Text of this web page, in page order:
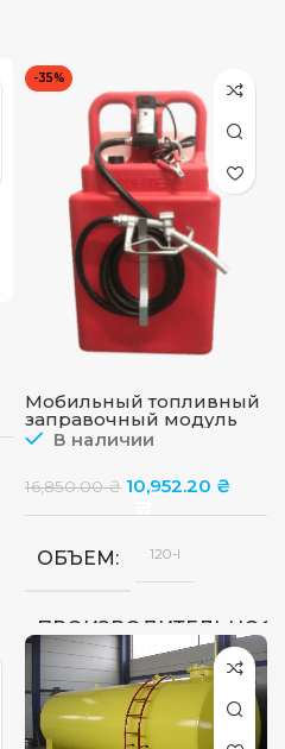
-35%
Мобильный топливный
заправочный модуль
для ДТ на 120 л, 12 в, 45
В наличии
16,850.00₴ 10,952.20 ₴
ОБЪЕМ 120-l
ТИП ПИСТОЛЕТА